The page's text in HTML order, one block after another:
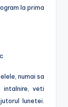
la prima
numai sa
veti
lunetei.